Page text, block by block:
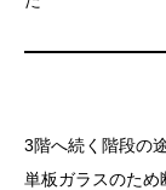
3階へ続く階段の
単板ガラスのため